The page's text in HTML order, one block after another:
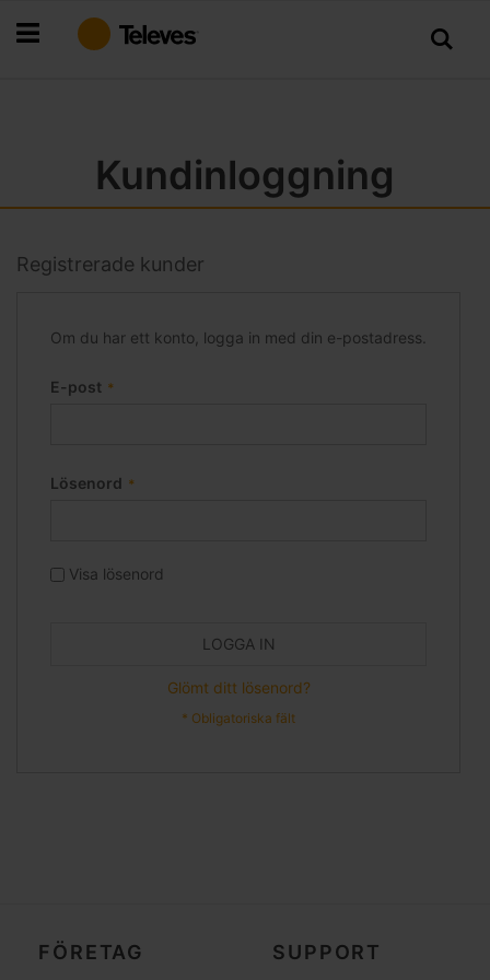
till
Kundinloggning
Registrerade kunder
Om du har ett konto, logga in med din e-postadress.
E-post
Lösenord
Visa lösenord
LOGGA IN
Glömt ditt lösenord?
FÖRETAG SUPPORT